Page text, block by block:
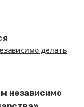
независимо